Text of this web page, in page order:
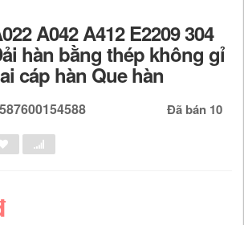
A042 A412 E2209 304
hàn bằng thép không gỉ
cáp hàn Que hàn
Đã bán 10